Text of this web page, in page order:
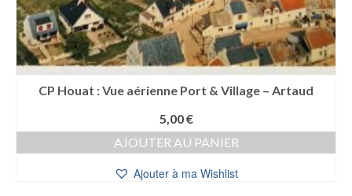
CP Houat : Vue aérienne Port & Village – Artaud
5,00€
AJOUTER AU PANIER
Ajouter à ma Wishlist